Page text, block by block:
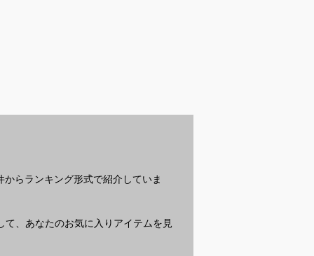
らランキング形式で紹介していま
、あなたのお気に入りアイテムを見